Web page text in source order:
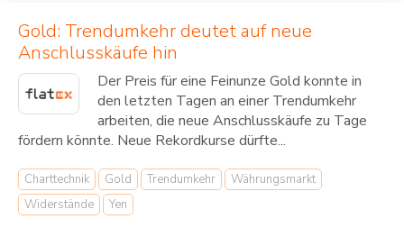
Gold: Trendumkehr deutet auf neue
Anschlusskäufe hin
Der Preis für eine Feinunze Gold konnte in
den letzten Tagen an einer Trendumkehr
arbeiten, die neue Anschlusskäufe zu Tage
fördern könnte. Neue Rekordkurse dürfte...
Charttechnik Gold Trendumkehr
Währungsmarkt
Widerstände
Yen